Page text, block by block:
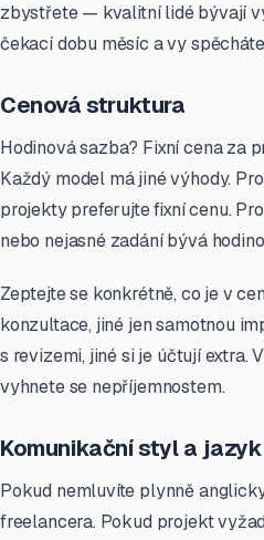
zbystřete — kvalitní lidé bývají
čekací dobu měsíc a vy
Cenová struktura
Hodinová sazba? Fixní cena za
Každý model má jiné výhody.
projekty preferujte fixní cenu.
nebo nejasné zadání bývá
Zeptejte se konkrétně, co je v
konzultace, jiné jen samotnou
s revizemi, jiné si je účtují extra.
vyhnete se nepříjemnostem.
Komunikační styl a jazyk
Pokud nemluvíte plynně
freelancera. Pokud projekt